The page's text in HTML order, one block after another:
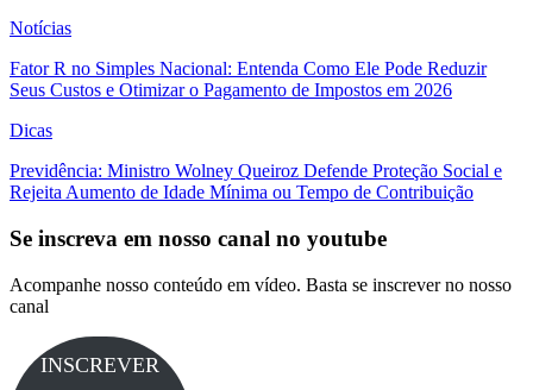
Notícias
Fator R no Simples Nacional: Entenda Como Ele Pode Reduzir
Seus Custos e Otimizar o Pagamento de Impostos em 2026
Dicas
Previdência: Ministro Wolney Queiroz Defende Proteção Social e
Rejeita Aumento de Idade Mínima ou Tempo de Contribuição
Se inscreva em nosso canal no youtube
Acompanhe nosso conteúdo em vídeo. Basta se inscrever no nosso
canal
INSCREVER